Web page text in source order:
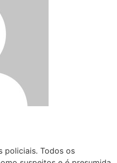
policiais. Todos os